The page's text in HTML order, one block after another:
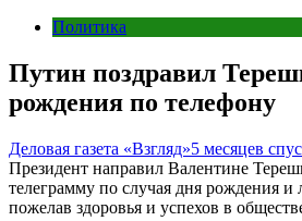
Политика
Путин поздравил
рождения по телефону
Деловая газета «Взгляд»5 месяцев
Президент направил Валентине
телеграмму по случая дня рождения и
пожелав здоровья и успехов в